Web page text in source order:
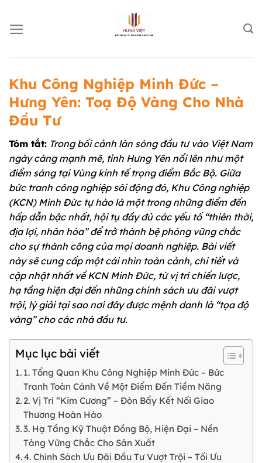
đến
nội
Khu Công Nghiệp Minh Đức –
Hưng Yên: Toạ Độ Vàng Cho Nhà
Đầu Tư
Tóm tắt: Trong bối cảnh làn sóng đầu tư vào Việt Nam
ngày càng mạnh mẽ, tỉnh Hưng Yên nổi lên như một
điểm sáng tại Vùng kinh tế trọng điểm Bắc Bộ. Giữa
bức tranh công nghiệp sôi động đó, Khu Công nghiệp
(KCN) Minh Đức tự hào là một trong những điểm đến
hấp dẫn bậc nhất, hội tụ đầy đủ các yếu tố “thiên thời,
địa lợi, nhân hòa” để trở thành bệ phóng vững chắc
cho sự thành công của mọi doanh nghiệp. Bài viết
này sẽ cung cấp một cái nhìn toàn cảnh, chi tiết và
cập nhật nhất về KCN Minh Đức, từ vị trí chiến lược,
hạ tầng hiện đại đến những chính sách ưu đãi vượt
trội, lý giải tại sao nơi đây được mệnh danh là “tọa độ
vàng” cho các nhà đầu tư.
Mục lục bài viết
1. Tổng Quan Khu Công Nghiệp Minh Đức – Bức
Tranh Toàn Cảnh Về Một Điểm Đến Tiềm Năng
2. Vị Trí “Kim Cương” – Đòn Bẩy Kết Nối Giao
Thương Hoàn Hảo
3. Hạ Tầng Kỹ Thuật Đồng Bộ, Hiện Đại – Nền
Tảng Vững Chắc Cho Sản Xuất
4. Chính Sách Ưu Đãi Đầu Tư Vượt Trội – Tối Ưu